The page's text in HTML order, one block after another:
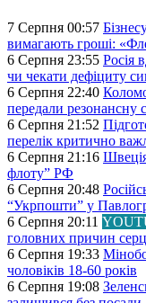
7 Серпня 00:57
вимагають гроші:
6 Серпня 23:55 Росія
чи чекати дефіциту
6 Серпня 22:40
передали резонансну
6 Серпня 21:52
перелік критично
6 Серпня 21:16
флоту” РФ
6 Серпня 20:48
“Укрпошти” у
6 Серпня 20:11
головних причин
6 Серпня 19:33
чоловіків 18-60 років
6 Серпня 19:08